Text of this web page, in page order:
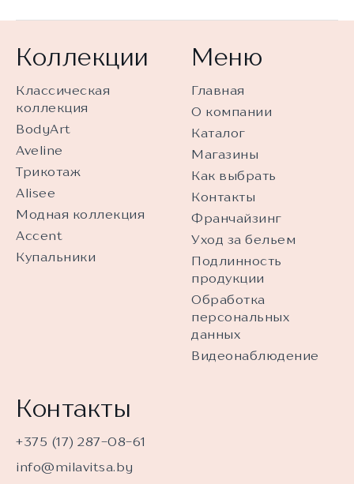
Коллекции
Классическая
коллекция
BodyArt
Aveline
Трикотаж
Alisee
Модная коллекция
Accent
Купальники
Меню
Главная
О компании
Каталог
Магазины
Как выбрать
Контакты
Франчайзинг
Уход за бельем
Подлинность
продукции
Обработка
персональных
данных
Видеонаблюдение
Контакты
+375 (17) 287-08-61
info@milavitsa.by